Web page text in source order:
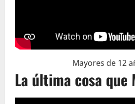
Mayores de 12
La última cosa que